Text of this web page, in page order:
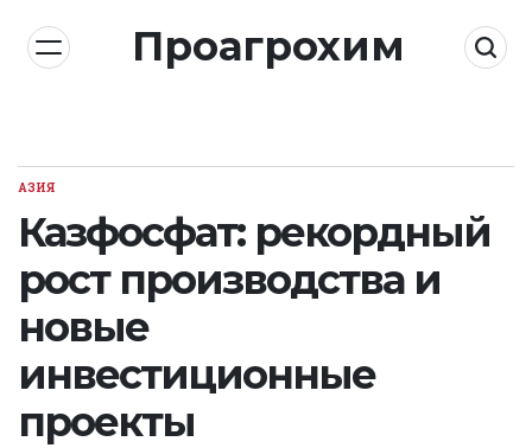
content
Проагрохим
POSTED
АЗИЯ
Казфосфат: рекордный
рост производства и
новые
инвестиционные
проекты